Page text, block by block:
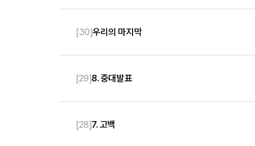
[30]우리의 마지막
[29]8. 중대발표
[28]7. 고백